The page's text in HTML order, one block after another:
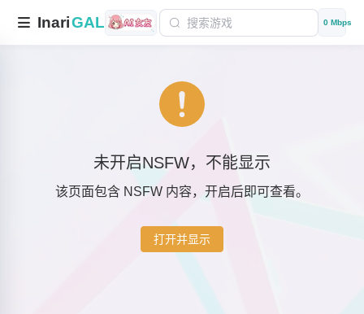
InariGAL 0 Mbps
未开启NSFW，不能显示
该页面包含 NSFW 内容，开启后即可查看。
打开并显示